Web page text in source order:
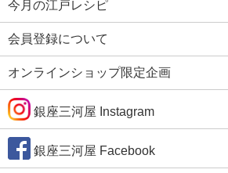
今月の江戸レシピ
会員登録について
オンラインショップ限定企画
銀座三河屋 Instagram
銀座三河屋 Facebook